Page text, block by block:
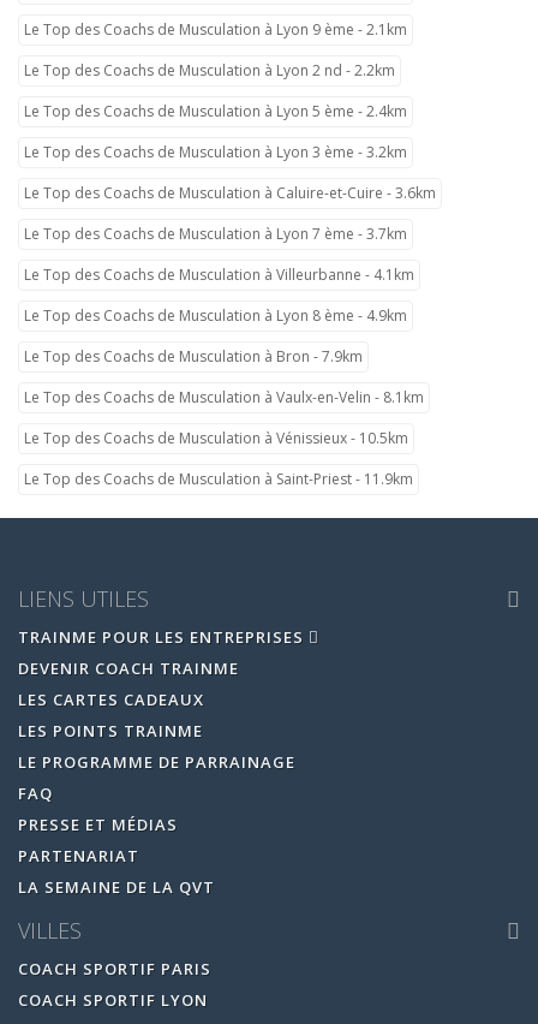
Le Top des Coachs de Musculation à Lyon 9 ème - 2.1km
Le Top des Coachs de Musculation à Lyon 2 nd - 2.2km
Le Top des Coachs de Musculation à Lyon 5 ème - 2.4km
Le Top des Coachs de Musculation à Lyon 3 ème - 3.2km
Le Top des Coachs de Musculation à Caluire-et-Cuire - 3.6km
Le Top des Coachs de Musculation à Lyon 7 ème - 3.7km
Le Top des Coachs de Musculation à Villeurbanne - 4.1km
Le Top des Coachs de Musculation à Lyon 8 ème - 4.9km
Le Top des Coachs de Musculation à Bron - 7.9km
Le Top des Coachs de Musculation à Vaulx-en-Velin - 8.1km
Le Top des Coachs de Musculation à Vénissieux - 10.5km
Le Top des Coachs de Musculation à Saint-Priest - 11.9km
LIENS UTILES
TRAINME POUR LES ENTREPRISES
DEVENIR COACH TRAINME
LES CARTES CADEAUX
LES POINTS TRAINME
LE PROGRAMME DE PARRAINAGE
FAQ
PRESSE ET MÉDIAS
PARTENARIAT
LA SEMAINE DE LA QVT
VILLES
COACH SPORTIF PARIS
COACH SPORTIF LYON